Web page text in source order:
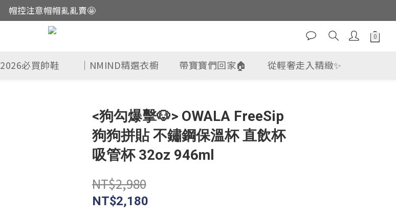
這裡現貨不用等👟
帽控注意帽帽亂亂賣🤩
這裡現貨不用等👟
2026必買帥鞋 ｜NMIND精選衣櫥 帶寶寶們回家🏠 從輕奢走入精緻✨
<狗勾爆擊🐶> OWALA FreeSip
狗狗拼貼 不鏽鋼保溫杯 直飲杯
吸管杯 32oz 946ml
NT$2,980
NT$2,180